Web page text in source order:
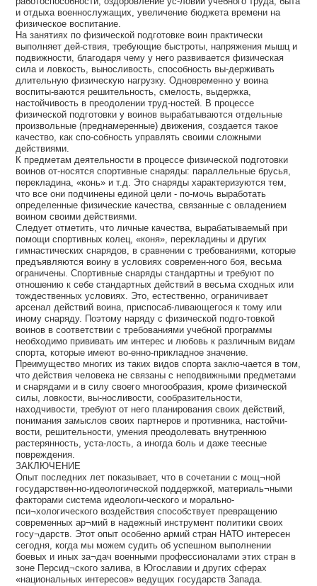
и отдыха военнослужащих, увеличение бюджета времени на
физическое воспитание.
На занятиях по физической подготовке воин практически
выполняет дей-ствия, требующие быстроты, напряжения мышц и
подвижности, благодаря чему у него развивается физическая
сила и ловкость, выносливость, способность вы-держивать
длительную физическую нагрузку. Одновременно у воина
воспиты-ваются решительность, смелость, выдержка,
настойчивость в преодолении труд-ностей. В процессе
физической подготовки у воинов вырабатываются отдельные
произвольные (преднамеренные) движения, создается такое
качество, как спо-собность управлять своими сложными
действиями.
К предметам деятельности в процессе физической подготовки
воинов от-носятся спортивные снаряды: параллельные брусья,
перекладина, «конь» и т.д. Это снаряды характеризуются тем,
что все они подчинены единой цели - по-мочь выработать
определенные физические качества, связанные с овладением
воином своими действиями.
Следует отметить, что личные качества, вырабатываемый при
помощи спортивных колец, «коня», перекладины и других
гимнастических снарядов, в сравнении с требованиями, которые
предъявляются воину в условиях современ-ного боя, весьма
ограничены. Спортивные снаряды стандартны и требуют по
отношению к себе стандартных действий в весьма сходных или
тождественных условиях. Это, естественно, ограничивает
арсенал действий воина, приспосаб-ливающегося к тому или
иному снаряду. Поэтому наряду с физической подго-товкой
воинов в соответствии с требованиями учебной программы
необходимо прививать им интерес и любовь к различным видам
спорта, которые имеют во-енно-прикладное значение.
Преимущество многих из таких видов спорта заклю-чается в том,
что действия человека не связаны с неподвижными предметами
и снарядами и в силу своего многообразия, кроме физической
силы, ловкости, вы-носливости, сообразительности,
находчивости, требуют от него планирования своих действий,
понимания замыслов своих партнеров и противника, настойчи-
вости, решительности, умения преодолевать внутреннюю
растерянность, уста-лость, а иногда боль и даже теесные
повреждения.
ЗАКЛЮЧЕНИЕ
Опыт последних лет показывает, что в сочетании с мощ¬ной
государствен-но-идеологической поддержкой, материаль¬ными
факторами система идеологи-ческого и морально-
пси¬хологического воздействия способствует превращению
современных ар¬мий в надежный инструмент политики своих
госу¬дарств. Этот опыт особенно армий стран НАТО интересен
сегодня, когда мы можем судить об успешном выполнении
боевых и иных за¬дач военными профессионалами этих стран в
зоне Персид¬ского залива, в Югославии и других сферах
«национальных интересов» ведущих государств Запада.